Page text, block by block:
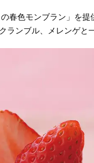
春色モンブラン」を
ランブル、メレンゲと